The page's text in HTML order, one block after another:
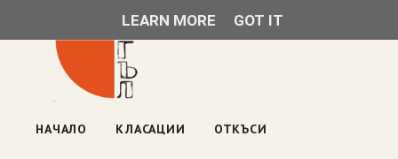
НАЧАЛО КЛАСАЦИИ ОТКЪСИ
LEARN MORE GOT IT